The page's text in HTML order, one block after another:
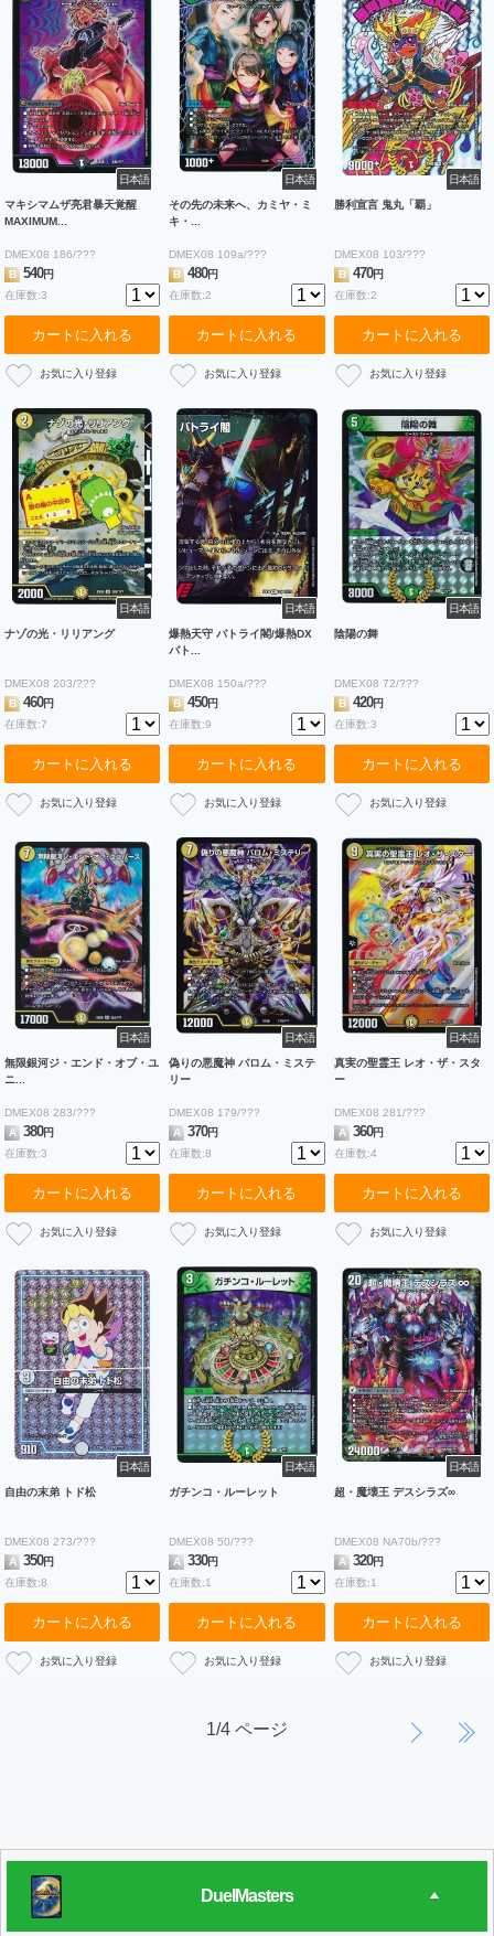
日本語
マキシマムザ亮君暴天覚醒
MAXIMUM...
DMEX08 186/???
B
540円
在庫数:3
カートに入れる
日本語
その先の未来へ、カミヤ・ミ
キ・...
DMEX08 109a/???
B
480円
在庫数:2
カートに入れる
日本語
勝利宣言 鬼丸「覇」
DMEX08 103/???
B 470円
在庫数:2
カートに入れる
日本語
ナゾの光・リリアング
DMEX08 203/???
B
460円
在庫数:7
カートに入れる
日本語
爆熱天守 バトライ閣/爆熱DX
バト...
DMEX08 150a/???
B
450円
在庫数:9
カートに入れる
日本語
陰陽の舞
DMEX08 72/???
B 420円
在庫数:3
カートに入れる
日本語
無限銀河ジ・エンド・オブ・ユ
ニ...
DMEX08 283/???
A
380円
在庫数:3
カートに入れる
日本語
偽りの悪魔神 バロム・ミステ
リー
DMEX08 179/???
A
370円
在庫数:8
カートに入れる
日本語
真実の聖霊王 レオ・ザ・スタ
ー
DMEX08 281/???
A 360円
在庫数:4
カートに入れる
日本語
自由の末弟 トド松
DMEX08 273/???
A
350円
在庫数:8
カートに入れる
日本語
ガチンコ・ルーレット
DMEX08 50/???
A
330円
在庫数:1
カートに入れる
日本語
超・魔壊王 デスシラズ∞
DMEX08 NA70b/???
A 320円
在庫数:1
カートに入れる
1/4 ページ
DuelMasters